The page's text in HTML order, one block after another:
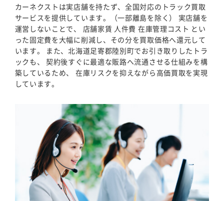
カーネクストは実店舗を持たず、全国対応のトラック買取
サービスを提供しています。（一部離島を除く） 実店舗を
運営しないことで、 店舗家賃 人件費 在庫管理コスト とい
った固定費を大幅に削減し、その分を買取価格へ還元して
います。 また、北海道足寄郡陸別町でお引き取りしたトラ
ックも、 契約後すぐに最適な販路へ流通させる仕組みを構
築しているため、 在庫リスクを抑えながら高価買取を実現
しています。